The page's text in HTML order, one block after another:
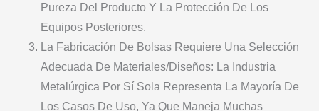
Pureza Del Producto Y La Protección De Los
Equipos Posteriores.
La Fabricación De Bolsas Requiere Una Selección
Adecuada De Materiales/diseños: La Industria
Metalúrgica Por Sí Sola Representa La Mayoría De
Los Casos De Uso, Ya Que Maneja Muchas